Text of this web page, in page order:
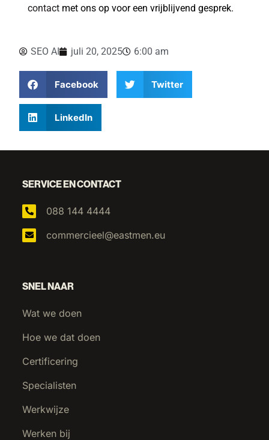
contact met ons op voor een vrijblijvend gesprek.
SEO AI juli 20, 2025 6:00 am
Facebook Twitter
LinkedIn
SERVICE EN CONTACT
088 144 4444
commercieel@eastmen.eu
SNEL NAAR
Wat we doen
Hoe we dat doen
Certificering
Specialisten
Werkwijze
Werken bij